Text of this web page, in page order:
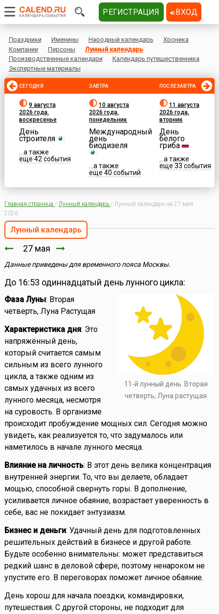
Праздники Именины Народный календарь
Хроника
Компании
Персоны
Лунный календарь
Производственные календари
Календарь путешественника
Экспертные материалы
СЕГОДНЯ
9 августа
2026 года,
воскресенье
День
строителя
...а также
еще 42 события
ЗАВТРА
10 августа
2026 года,
понедельник
Международный
день
биодизеля
...а также
еще 40 событий
ПОСЛЕЗАВТРА
11 августа
2026 года,
вторник
День
белого
гриба
...а также
еще 33 события
Главная страница / Лунный календарь / Лунный календарь на 27 мая
2026
Лунный календарь
27 мая
Данные приведены для временного пояса Москвы.
До 16:53 одиннадцатый день лунного цикла:
11-й лунный день. Вторая
четверть, Луна растущая
Фаза Луны: Вторая
четверть, Луна Растущая
Характеристика дня: Это
напряжённый день,
который считается самым
сильным из всего лунного
цикла, а также одним из
самых удачных из всего
лунного месяца, несмотря
на суровость. В организме
происходит пробуждение мощных сил. Сегодня можно
увидеть, как реализуется то, что задумалось или
наметилось в начале лунного месяца.
Влияние на личность: В этот день велика концентрация
внутренней энергии. То, что вы делаете, обладает
мощью, способной свернуть горы. В дополнение,
усиливается личное обаяние, возрастает уверенность в
себе, вас не покидает энтузиазм.
Бизнес и деньги: Удачный день для подготовленных
решительных действий в бизнесе и другой работе.
Будьте особенно внимательны: может представиться
редкий шанс в деловой сфере, поэтому ненароком не
упустите его. В переговорах поможет личное обаяние.
День хорош для начала поездки, командировки,
путешествия. С другой стороны, не подходит для
РЕГИСТРАЦИЯ ВХОД